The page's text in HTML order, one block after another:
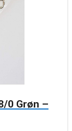
0 Grøn –